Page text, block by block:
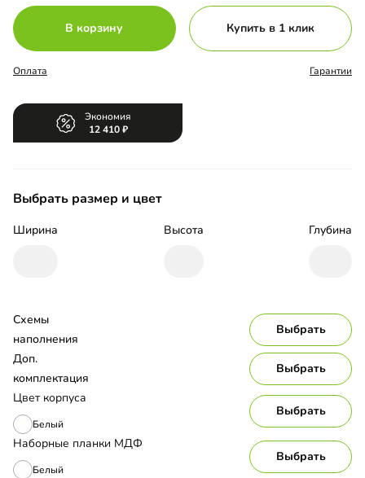
В корзину Купить в 1 клик
Оплата Гарантии
Экономия
12 410
Выбрать размер и цвет
Ширина Высота Глубина
Цвет корпуса
Белый
Выбрать
Наборные планки МДФ
Белый
Выбрать
Схемы
наполнения
Выбрать
Доп.
комплектация
Выбрать